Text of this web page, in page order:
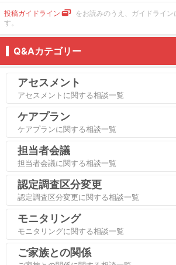
投稿ガイドライン
をお読みのうえ、ガイドライ
す。
Q&Aカテゴリー
アセスメント
アセスメントに関する相談一覧
ケアプラン
ケアプランに関する相談一覧
担当者会議
担当者会議に関する相談一覧
認定調査区分変更
認定調査区分変更に関する相談一覧
モニタリング
モニタリングに関する相談一覧
ご家族との関係